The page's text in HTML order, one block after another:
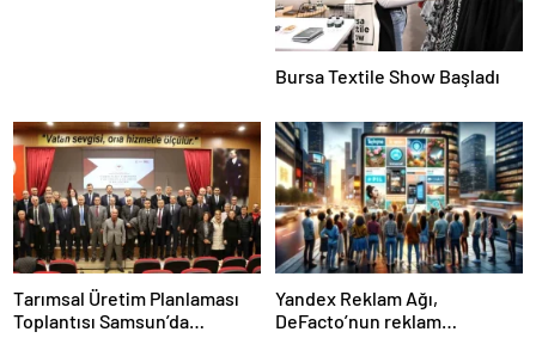
Bursa Textile Show Başladı
Tarımsal Üretim Planlaması
Toplantısı Samsun’da
Yandex Reklam Ağı,
DeFacto’nun reklam